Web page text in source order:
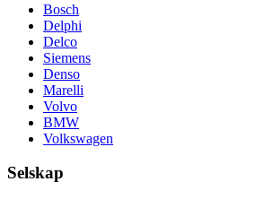
Bosch
Delphi
Delco
Siemens
Denso
Marelli
Volvo
BMW
Volkswagen
Selskap